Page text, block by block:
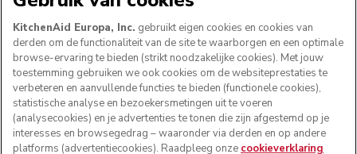
VOLG ONS
KitchenAid Europa, Inc. gebruikt eigen cookies en cookies van
derden om de functionaliteit van de site te waarborgen en een optimale
browse-ervaring te bieden (strikt noodzakelijke cookies). Met jouw
toestemming gebruiken we ook cookies om de websiteprestaties te
verbeteren en aanvullende functies te bieden (functionele cookies),
statistische analyse en bezoekersmetingen uit te voeren
(analysecookies) en je advertenties te tonen die zijn afgestemd op je
interesses en browsegedrag – waaronder via derden en op andere
platforms (advertentiecookies). Raadpleeg onze cookieverklaring